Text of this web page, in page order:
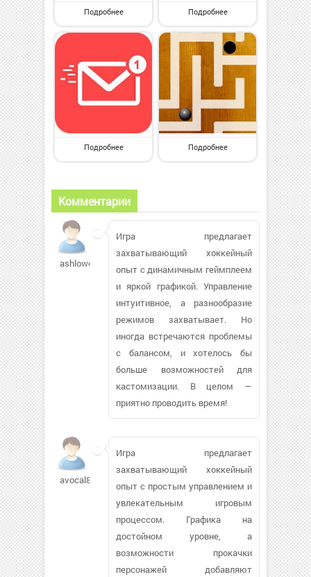
Подробнее Подробнее
Подробнее Подробнее
Комментарии
ashlowe7866
Игра предлагает
захватывающий хоккейный
опыт с динамичным геймплеем
и яркой графикой. Управление
интуитивное, а разнообразие
режимов захватывает. Но
иногда встречаются проблемы
с балансом, и хотелось бы
больше возможностей для
кастомизации. В целом —
приятно проводить время!
avocal813
Игра предлагает
захватывающий хоккейный
опыт с простым управлением и
увлекательным игровым
процессом. Графика на
достойном уровне, а
возможности прокачки
персонажей добавляют